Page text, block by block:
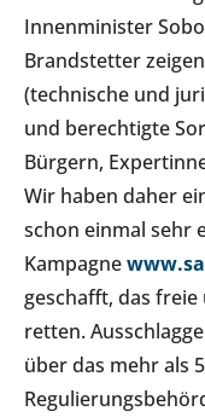
Innenminister
Brandstetter
(technische und
und berechtigte
Bürgern,
Wir haben daher
schon einmal sehr
Kampagne
geschafft, das
retten.
über das mehr als